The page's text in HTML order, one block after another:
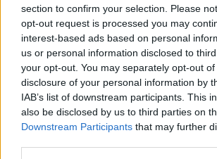
section to confirm your selection. Please
opt-out request is processed you may
interest-based ads based on personal
us or personal information disclosed to
your opt-out. You may separately opt-out
disclosure of your personal information by
IAB’s list of downstream participants. This
also be disclosed by us to third parties on
Downstream Participants that may further
Fonte:ANAC – Banca Dati Nazionale Contratti
licenza CC BY-SA 4.0). Ogni CIG e' verificabile
Aiuti di Stato e contributi pubblici
Imed Srl risulta beneficiaria di 1 aiuto o
per un totale di 17.510 euro